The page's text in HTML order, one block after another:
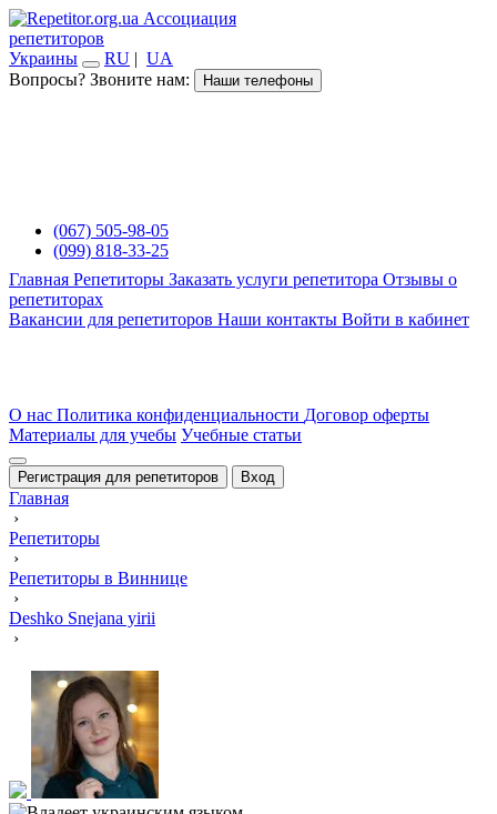
Ассоциация
репетиторов
Украины
RU | UA
Вопросы? Звоните нам:
Наши телефоны
(067) 505-98-05
(099) 818-33-25
Главная Репетиторы Заказать услуги репетитора Отзывы о
репетиторах
Вакансии для репетиторов Наши контакты Войти в кабинет
О нас Политика конфиденциальности Договор оферты
Материалы для учебы Учебные статьи
Регистрация для репетиторов Вход
Главная
›
Репетиторы
›
Репетиторы в Виннице
›
Deshko Snejana yirii
›